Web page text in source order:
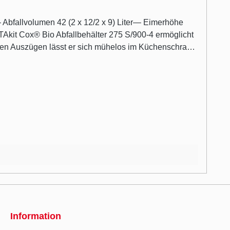
42 (2 x 12/2 x 9) Liter— Eimerhöhe
Cox® Bio Abfallbehälter 275 S/900-4 ermöglicht
Auszügen lässt er sich mühelos im Küchenschrank
Information